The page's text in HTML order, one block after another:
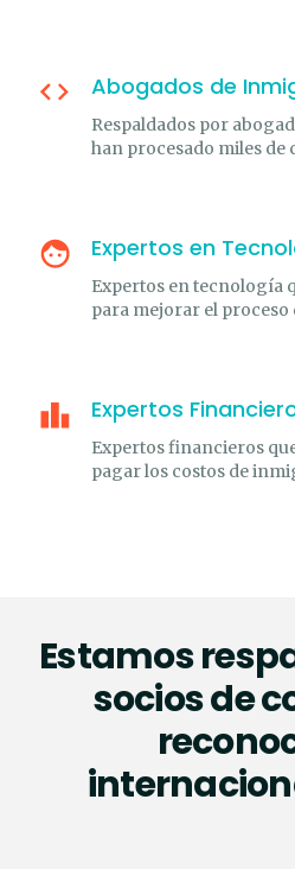
Abogados de
Respaldados por
han procesado miles de
Expertos en
Expertos en tecnología
para mejorar el
Expertos
Expertos financieros
pagar los costos de
Estamos
socios de